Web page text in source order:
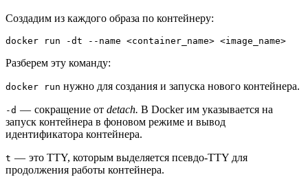
Создадим из каждого образа по контейнеру:
docker run -dt --name <container_name> <image_name>
Разберем эту команду:
docker run нужно для создания и запуска нового контейнера.
-d — сокращение от detach. В Docker им указывается на
запуск контейнера в фоновом режиме и вывод
идентификатора контейнера.
t — это TTY, которым выделяется псевдо-TTY для
продолжения работы контейнера.